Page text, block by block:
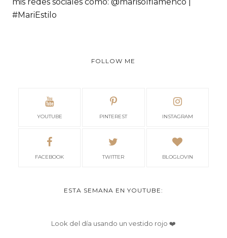
#MariEstilo
FOLLOW ME
YOUTUBE PINTEREST INSTAGRAM
FACEBOOK TWITTER BLOGLOVIN
ESTA SEMANA EN YOUTUBE:
Look del día usando un vestido rojo ❤️